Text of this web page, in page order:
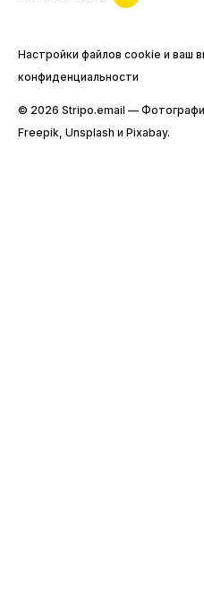
Настройки файлов cookie и ваш
конфиденциальности
© 2026 Stripо.email —
Freepik, Unsplash и Pixabay.